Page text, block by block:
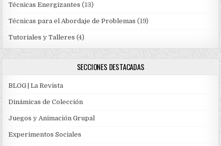
Técnicas Energizantes (13)
Técnicas para el Abordaje de Problemas (19)
Tutoriales y Talleres (4)
SECCIONES DESTACADAS
BLOG | La Revista
Dinámicas de Colección
Juegos y Animación Grupal
Experimentos Sociales